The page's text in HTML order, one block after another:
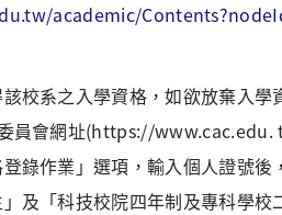
academic/
校系之入學資格，如欲放棄入學
員會網址(https://www.cac.edu.
錄作業」選項，輸入個人證號
及「科技校院四年制及專科學校